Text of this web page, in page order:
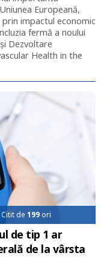
Europeană,
impactul economic
fermă a noului
Dezvoltare
Health in the
de199 ori
de tip 1 ar
de la vârsta